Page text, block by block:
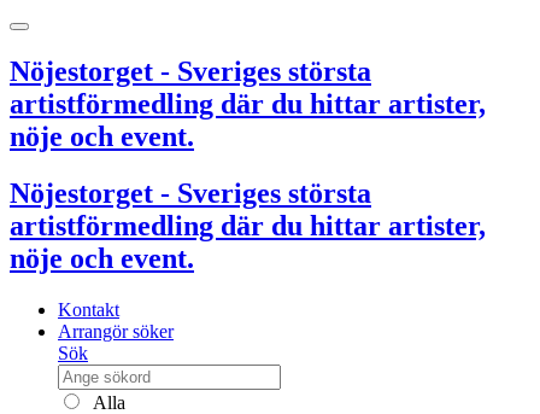
Nöjestorget - Sveriges största
artistförmedling där du hittar artister,
nöje och event.
Nöjestorget - Sveriges största
artistförmedling där du hittar artister,
nöje och event.
Kontakt
Arrangör söker
Sök
Alla